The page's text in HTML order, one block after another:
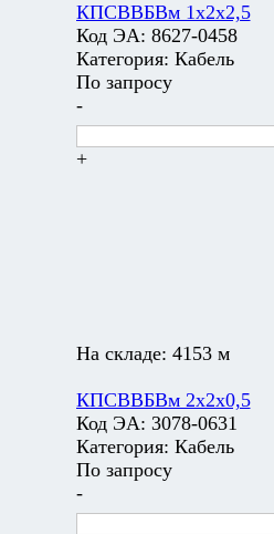
КПСВВБВм 1х2х2,5
Код ЭА: 8627-0458
Категория: Кабель
По запросу
-
+
На складе: 4153 м
КПСВВБВм 2х2х0,5
Код ЭА: 3078-0631
Категория: Кабель
По запросу
-